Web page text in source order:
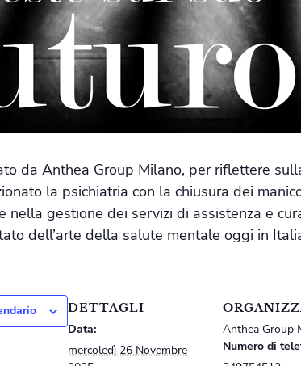
da Anthea Group Milano, per riflettere
la psichiatria con la chiusura dei
nella gestione dei servizi di assistenza e
dell’arte della salute mentale oggi in
DETTAGLI
Data:
mercoledì 26 Novembre
Anthea Group
Numero di